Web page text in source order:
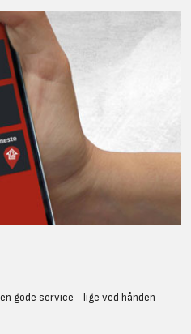
gode service - lige ved hånden